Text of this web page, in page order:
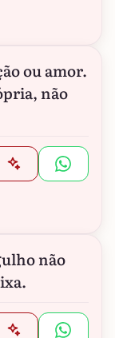
ou amor.
não
não